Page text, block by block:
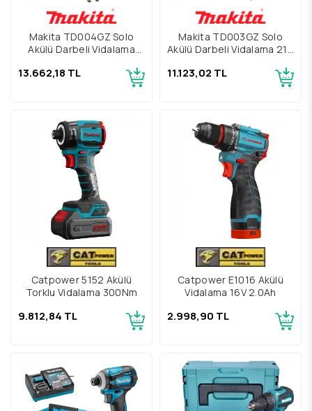
Makita TD004GZ Solo
Akülü Darbeli Vidalama
13.662,18 TL
Makita TD003GZ Solo
Akülü Darbeli Vidalama 210
11.123,02 TL
Catpower 5152 Akülü
Torklu Vidalama 300Nm
9.812,84 TL
Catpower E1016 Akülü
Vidalama 16V 2.0Ah
2.998,90 TL